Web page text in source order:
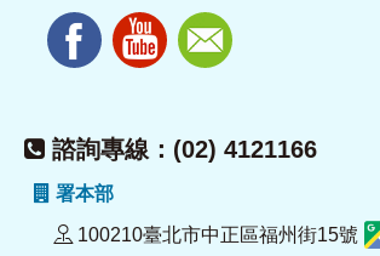
諮詢專線：(02) 4121166
署本部
100210臺北市中正區福州街15號